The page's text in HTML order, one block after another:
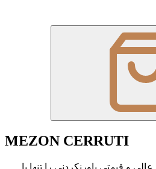
MEZON CERRUTI